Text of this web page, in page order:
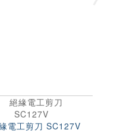
電工剪刀 SC127V